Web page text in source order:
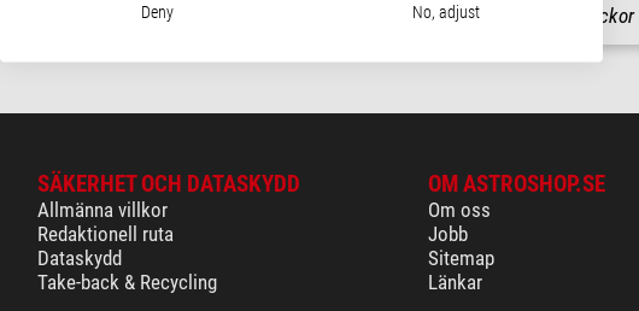
leveransklar om 6-10 veckor
SÄKERHET OCH DATASKYDD
Allmänna villkor
Redaktionell ruta
Dataskydd
Take-back & Recycling
OM ASTROSHOP.SE
Om oss
Jobb
Sitemap
Länkar
Deny No, adjust